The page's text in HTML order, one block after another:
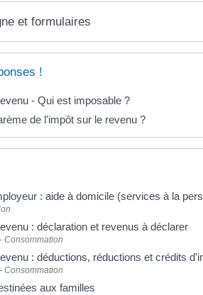
et formulaires
!
- Qui est imposable ?
de l'impôt sur le revenu ?
: aide à domicile (services à la
: déclaration et revenus à déclarer
Consommation
: déductions, réductions et crédits
Consommation
aux familles